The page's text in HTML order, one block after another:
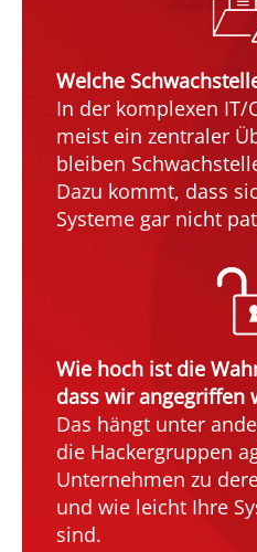
Welche
In der komplexen IT/
meist ein zentraler
bleiben
Dazu kommt, dass
Systeme gar nicht
Wie hoch ist die
dass wir angegriffen
Das hängt unter
die Hackergruppen
Unternehmen zu
und wie leicht Ihre
sind.